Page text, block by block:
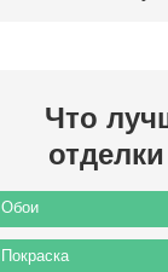
Что
Обои
Покраска